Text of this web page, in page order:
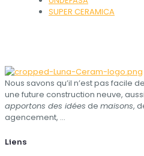
SUPER CERAMICA
Nous savons qu’il n’est pas facile
une future construction neuve,
apportons des idées de maisons,
agencement, …
Liens